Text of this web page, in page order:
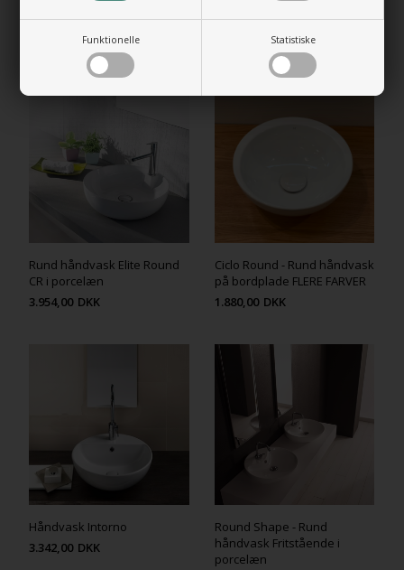
Funktionelle Statistiske
RELATEREDE PRODUKTER
Rund håndvask Elite Round
CR i porcelæn
3.954,00 DKK
Ciclo Round - Rund håndvask
på bordplade FLERE FARVER
1.880,00 DKK
Håndvask Intorno
3.342,00 DKK
Round Shape - Rund
håndvask Fritstående i
porcelæn